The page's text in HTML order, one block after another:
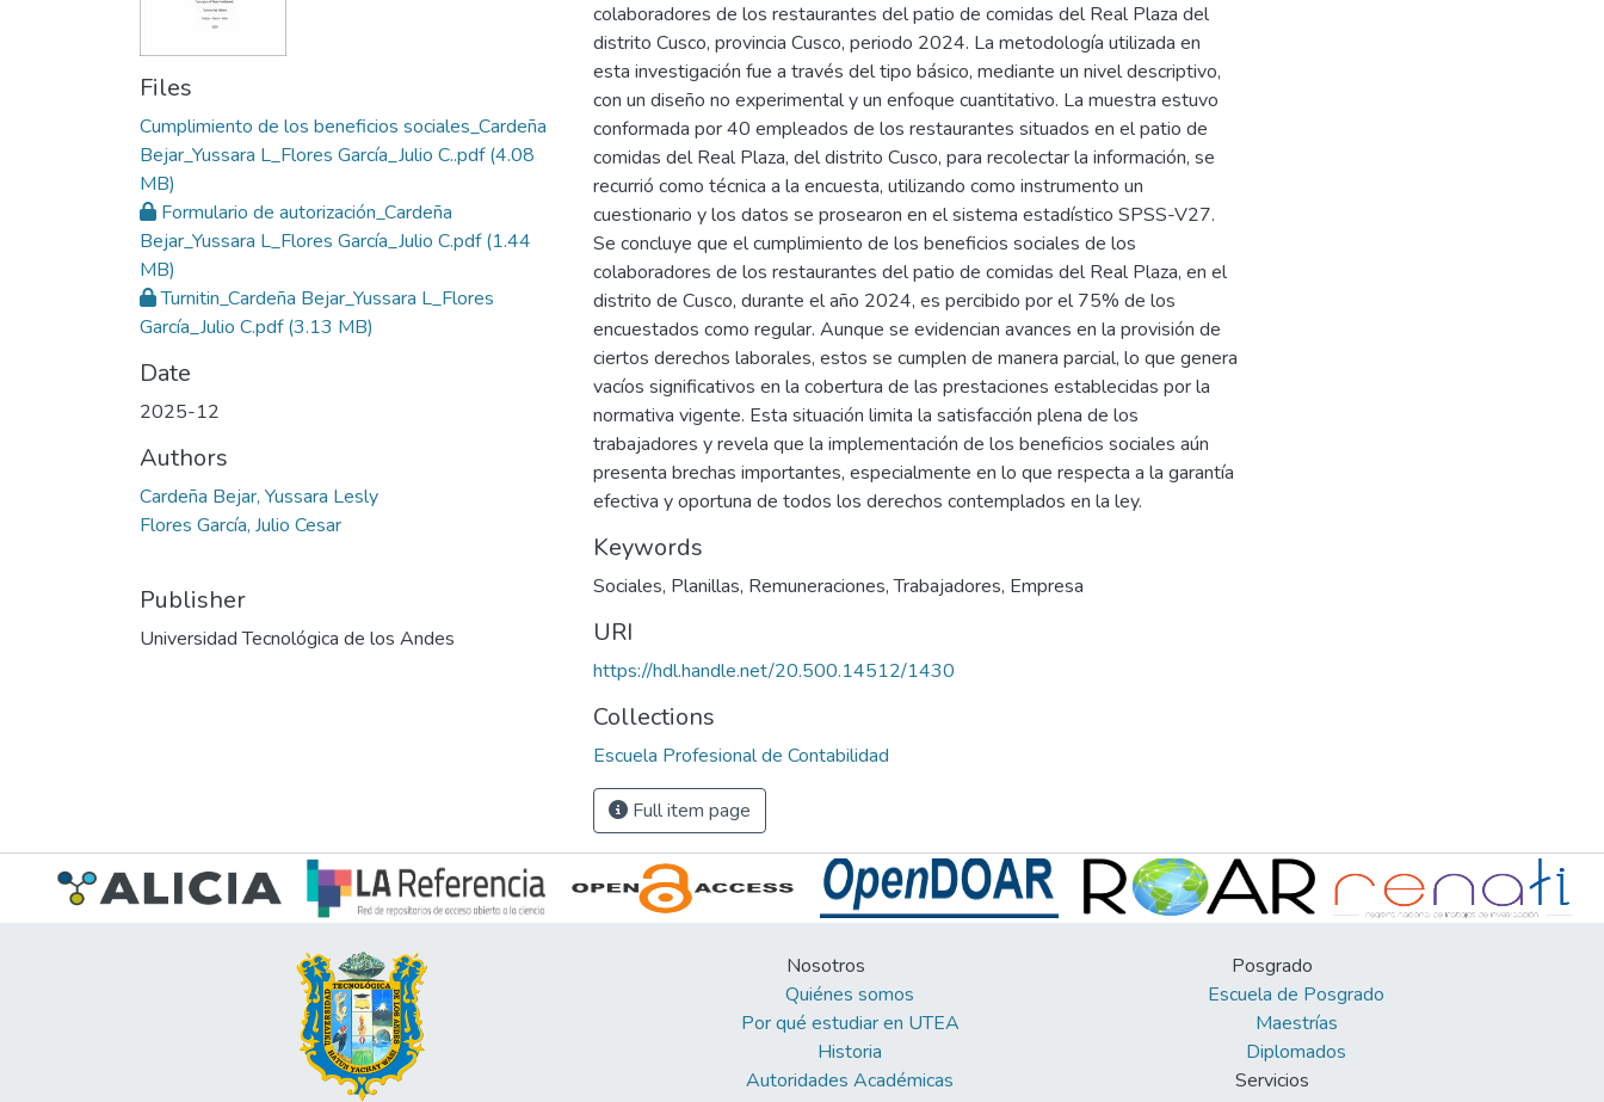
Files
Cumplimiento de los beneficios sociales_Cardeña
Bejar_Yussara L_Flores García_Julio C..pdf(4.08
MB)
Formulario de autorización_Cardeña
Bejar_Yussara L_Flores García_Julio C.pdf(1.44
MB)
Turnitin_Cardeña Bejar_Yussara L_Flores
García_Julio C.pdf(3.13 MB)
Date
2025-12
Authors
Cardeña Bejar, Yussara Lesly
Flores García, Julio Cesar
Publisher
Universidad Tecnológica de los Andes
colaboradores de los restaurantes del patio de comidas del Real Plaza del
distrito Cusco, provincia Cusco, periodo 2024. La metodología utilizada en
esta investigación fue a través del tipo básico, mediante un nivel descriptivo,
con un diseño no experimental y un enfoque cuantitativo. La muestra estuvo
conformada por 40 empleados de los restaurantes situados en el patio de
comidas del Real Plaza, del distrito Cusco, para recolectar la información, se
recurrió como técnica a la encuesta, utilizando como instrumento un
cuestionario y los datos se prosearon en el sistema estadístico SPSS-V27.
Se concluye que el cumplimiento de los beneficios sociales de los
colaboradores de los restaurantes del patio de comidas del Real Plaza, en el
distrito de Cusco, durante el año 2024, es percibido por el 75% de los
encuestados como regular. Aunque se evidencian avances en la provisión de
ciertos derechos laborales, estos se cumplen de manera parcial, lo que genera
vacíos significativos en la cobertura de las prestaciones establecidas por la
normativa vigente. Esta situación limita la satisfacción plena de los
trabajadores y revela que la implementación de los beneficios sociales aún
presenta brechas importantes, especialmente en lo que respecta a la garantía
efectiva y oportuna de todos los derechos contemplados en la ley.
Keywords
Sociales, Planillas, Remuneraciones,Trabajadores, Empresa
URI
https://hdl.handle.net/20.500.14512/1430
Collections
Escuela Profesional de Contabilidad
Full item page
Nosotros
Quiénes somos
Por qué estudiar en UTEA
Historia
Autoridades Académicas
Posgrado
Escuela de Posgrado
Maestrías
Diplomados
Servicios